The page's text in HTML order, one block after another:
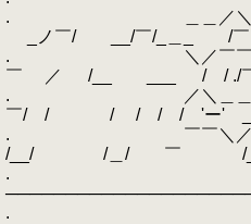
. ＿＿／＼＿
_ノ￣/ __/￣/_＿_ /￣￣
. ＼／￣￣＼
￣ ／ /__ ___ / / ./￣/
. ／＼＿＿／
￣/ / / / / / 'ー' _/ /
. ￣￣＼／
/__/ /＿/ ￣ /___
.